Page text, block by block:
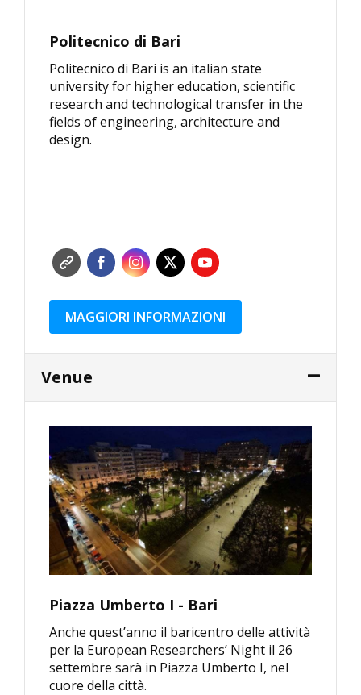
Politecnico di Bari
Politecnico di Bari is an italian state
university for higher education, scientific
research and technological transfer in the
fields of engineering, architecture and
design.
MAGGIORI INFORMAZIONI
Venue
Piazza Umberto I - Bari
Anche quest’anno il baricentro delle attività
per la European Researchers’ Night il 26
settembre sarà in Piazza Umberto I, nel
cuore della città.